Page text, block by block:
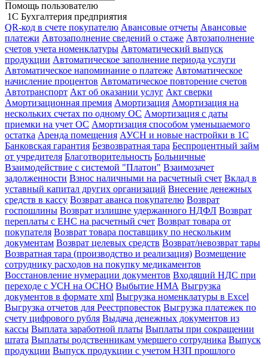
Помощь пользователю
1С Бухгалтерия предприятия
QR-код в счете покупателю Авансовые отчеты Авансовые
платежи Автозаполнение сведений о стаже Автозаполнение
счетов учета номенклатуры Автоматический выпуск
продукции Автоматическое заполнение периода услуги
Автоматическое напоминание о платеже Автоматическое
начисление процентов Автоматическое повторение счетов
Автотранспорт Акт об оказании услуг Акт сверки
Амортизационная премия Амортизация Амортизация на
нескольких счетах по одному ОС Амортизация с даты
приемки на учет ОС Амортизация способом уменьшаемого
остатка Аренда помещения АУСН и новые настройки в 1С
Банковская гарантия Безвозвратная тара Беспроцентный займ
от учредителя Благотворительность Больничные
Взаимодействие с системой "Платон" Взаимозачет
задолженности Взнос наличными на расчетный счет Вклад в
уставный капитал других организаций Внесение денежных
средств в кассу Возврат аванса покупателю Возврат
госпошлины Возврат излишне удержанного НДФЛ Возврат
переплаты с ЕНС на расчетный счет Возврат товара от
покупателя Возврат товара поставщику по нескольким
документам Возврат целевых средств Возврат/невозврат тары
Возвратная тара (производство и реализация) Возмещение
сотруднику расходов на покупку медикаментов
Восстановление нумерации документов Входящий НДС при
переходе с УСН на ОСНО Выбытие НМА Выгрузка
документов в формате xml Выгрузка номенклатуры в Excel
Выгрузка отчетов для Реестрповесток Выгрузка платежек по
счету цифрового рубля Выдача денежных документов из
кассы Выплата заработной платы Выплаты при сокращении
штата Выплаты родственникам умершего сотрудника Выпуск
продукции Выпуск продукции с учетом НЗП прошлого